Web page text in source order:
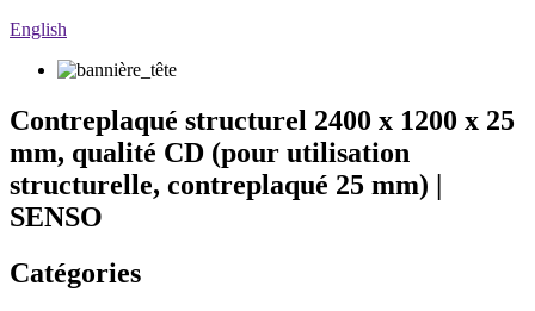
English
Contreplaqué structurel 2400 x 1200 x 25
mm, qualité CD (pour utilisation
structurelle, contreplaqué 25 mm) |
SENSO
Catégories